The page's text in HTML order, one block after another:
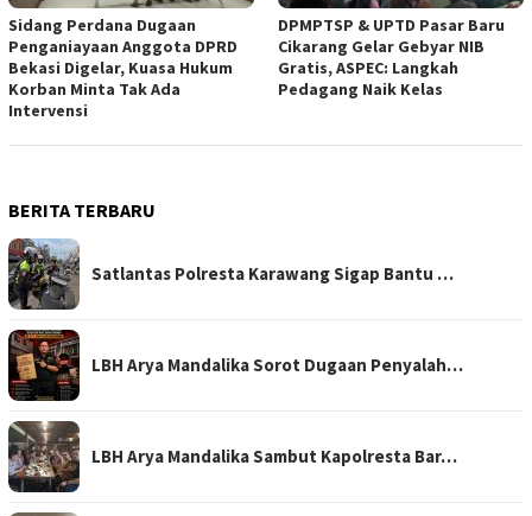
Sidang Perdana Dugaan
Penganiayaan Anggota DPRD
Bekasi Digelar, Kuasa Hukum
Korban Minta Tak Ada
Intervensi
DPMPTSP & UPTD Pasar Baru
Cikarang Gelar Gebyar NIB
Gratis, ASPEC: Langkah
Pedagang Naik Kelas
BERITA TERBARU
Satlantas Polresta Karawang Sigap Bantu …
LBH Arya Mandalika Sorot Dugaan Penyalah…
LBH Arya Mandalika Sambut Kapolresta Bar…